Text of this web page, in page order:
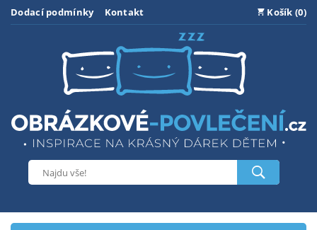
Dodací podmínky Kontakt Košík (0)